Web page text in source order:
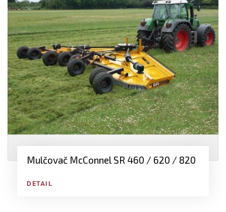
Mulčovač McConnel SR 460 / 620 / 820
DETAIL